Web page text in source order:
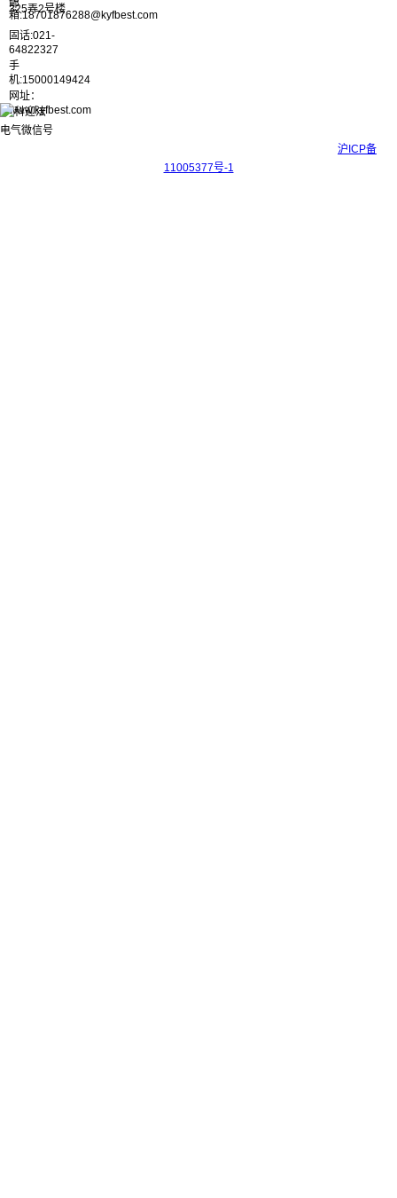
325弄2号楼
邮
箱:18701876288@kyfbest.com
固话:021-
64822327
手
机:15000149424
网址：
www.kyfbest.com
沪ICP备
11005377号-1